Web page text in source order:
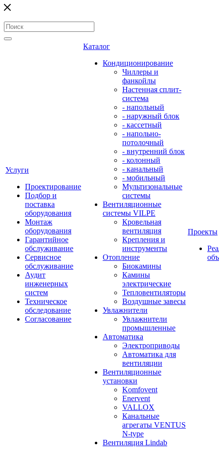
Услуги
Проектирование
Подбор и
поставка
оборудования
Монтаж
оборудования
Гарантийное
обслуживание
Сервисное
обслуживание
Аудит
инженерных
систем
Техническое
обследование
Согласование
Каталог
Кондиционирование
Чиллеры и
фанкойлы
Настенная сплит-
система
- напольный
- наружный блок
- кассетный
- напольно-
потолочный
- внутренний блок
- колонный
- канальный
- мобильный
Мультизональные
системы
Вентиляционные
системы VILPE
Кровельная
вентиляция
Крепления и
инструменты
Отопление
Биокамины
Камины
электрические
Тепловентиляторы
Воздушные завесы
Увлажнители
Увлажнители
промышленные
Автоматика
Электроприводы
Автоматика для
вентиляции
Вентиляционные
установки
Komfovent
Enervent
VALLOX
Канальные
агрегаты VENTUS
N-type
Вентиляция Lindab
Проекты